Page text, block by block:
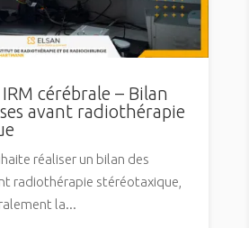
cérébrale – Bilan
avant radiothérapie
réaliser un bilan des
radiothérapie stéréotaxique,
la...